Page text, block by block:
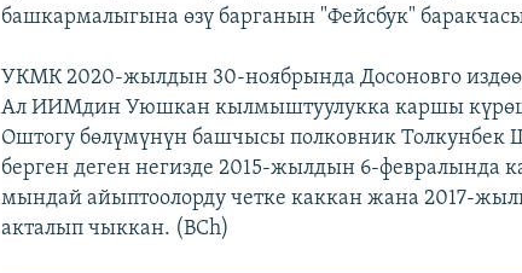
башкармалыгына өзү барганын "Фейсбук"
УКМК 2020-жылдын 30-ноябрында Досоновго
Ал ИИМдин Уюшкан кылмыштуулукка каршы
Оштогу бөлүмүнүн башчысы полковник Толкунбек
берген деген негизде 2015-жылдын 6-февралында
мындай айыптоолорду четке каккан жана 2017-
акталып чыккан. (BCh)